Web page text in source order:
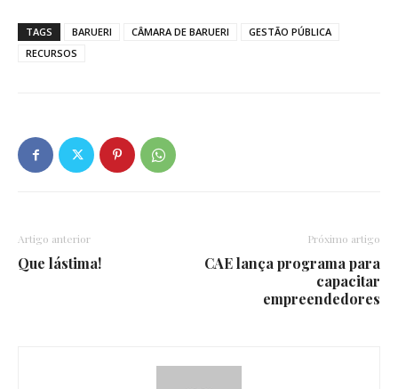
TAGS BARUERI CÂMARA DE BARUERI
GESTÃO PÚBLICA
RECURSOS
Artigo anterior
Que lástima!
Próximo artigo
CAE lança programa para
capacitar
empreendedores